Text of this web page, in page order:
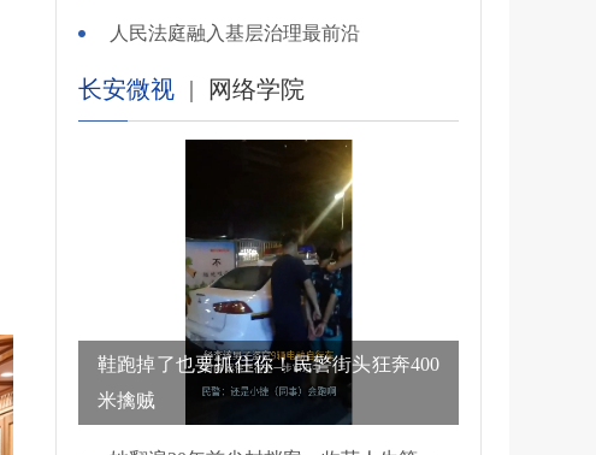
人民法庭融入基层治理最前沿
长安微视 | 网络学院
鞋跑掉了也要抓住你！民警街头狂奔400
米擒贼